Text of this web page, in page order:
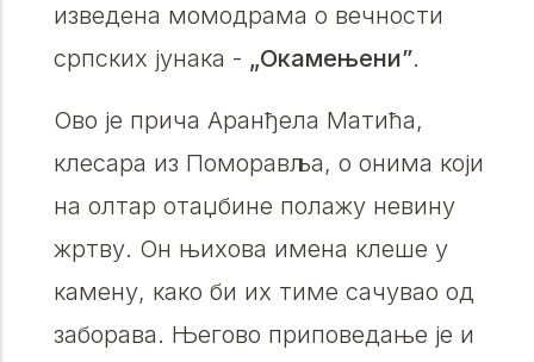
изведена момодрама о вечности
српских јунака - „Окамењени”.
Ово је прича Аранђела Матића,
клесара из Поморавља, о онима који
на олтар отаџбине полажу невину
жртву. Он њихова имена клеше у
камену, како би их тиме сачувао од
заборава. Његово приповедање је и